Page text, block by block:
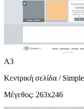
A3
Κεντρική σελίδα /
Μέγεθος: 263x246